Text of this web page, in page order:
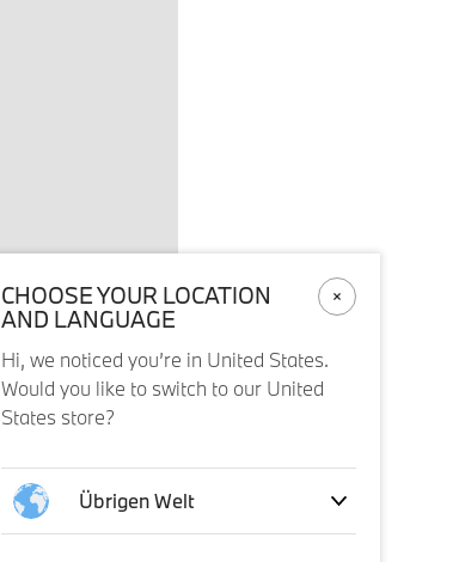
CHOOSE YOUR LOCATION
AND LANGUAGE
Hi, we noticed you’re in United States.
Would you like to switch to our United
States store?
Übrigen Welt